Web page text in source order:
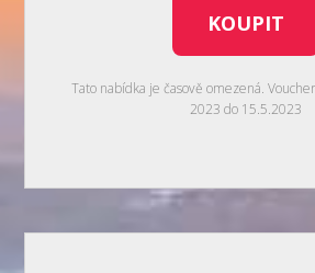
KOUPIT
Tato nabídka je časově omezená.
2023 do 15.5.2023